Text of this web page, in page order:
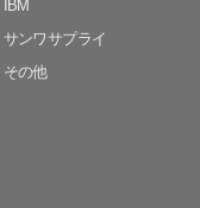
IBM
サンワサプライ
その他